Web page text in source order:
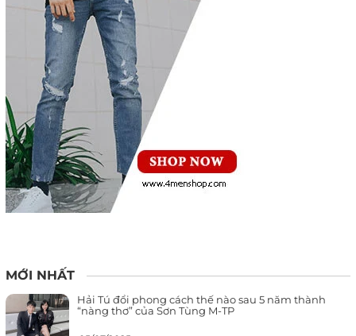
MỚI NHẤT
Hải Tú đổi phong cách thế nào sau 5 năm thành
“nàng thơ” của Sơn Tùng M-TP